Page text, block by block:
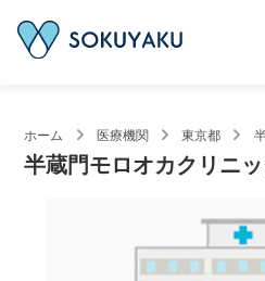
ホーム 医療機関 東京都
半蔵門モロオカクリニ